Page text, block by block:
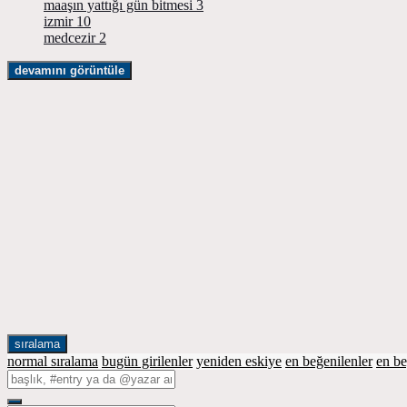
maaşın yattığı gün bitmesi 3
izmir 10
medcezir 2
devamını görüntüle
sıralama
normal sıralama bugün girilenler yeniden eskiye en beğenilenler en